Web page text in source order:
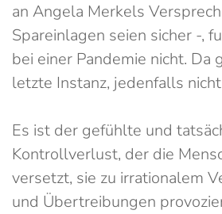
an Angela Merkels
Spareinlagen seien sicher -,
bei einer Pandemie nicht. Da
letzte Instanz, jedenfalls
Es ist der gefühlte und
Kontrollverlust, der die
versetzt, sie zu irrationalem
und Übertreibungen